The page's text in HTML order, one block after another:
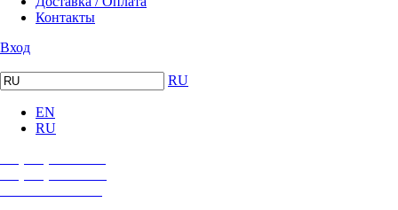
Контакты
Вход
RU
EN
RU